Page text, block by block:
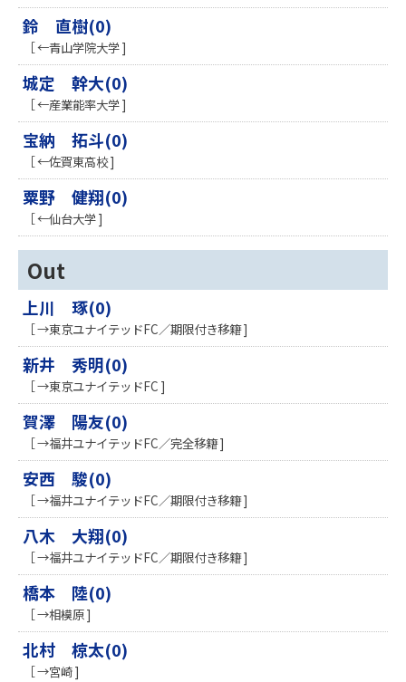
鈴 直樹(0)
［ ←青山学院大学 ]
城定 幹大(0)
［ ←産業能率大学 ]
宝納 拓斗(0)
［ ←佐賀東高校 ]
粟野 健翔(0)
［ ←仙台大学 ]
Out
上川 琢(0)
［ →東京ユナイテッドFC／期限付き移籍 ]
新井 秀明(0)
［ →東京ユナイテッドFC ]
賀澤 陽友(0)
［ →福井ユナイテッドFC／完全移籍 ]
安西 駿(0)
［ →福井ユナイテッドFC／期限付き移籍 ]
八木 大翔(0)
［ →福井ユナイテッドFC／期限付き移籍 ]
橋本 陸(0)
［ →相模原 ]
北村 椋太(0)
［ →宮崎 ]